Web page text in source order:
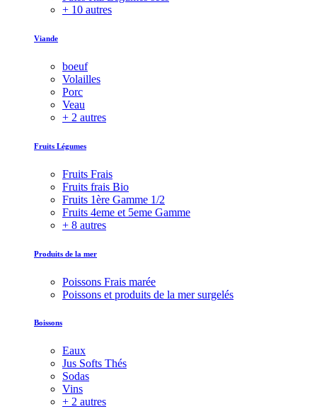
+ 10 autres
Viande
boeuf
Volailles
Porc
Veau
+ 2 autres
Fruits Légumes
Fruits Frais
Fruits frais Bio
Fruits 1ère Gamme 1/2
Fruits 4eme et 5eme Gamme
+ 8 autres
Produits de la mer
Poissons Frais marée
Poissons et produits de la mer surgelés
Boissons
Eaux
Jus Softs Thés
Sodas
Vins
+ 2 autres